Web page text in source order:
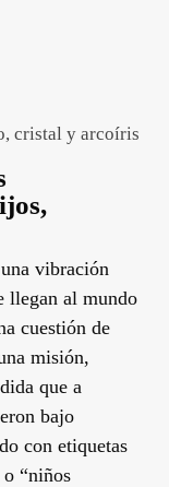
cristal y arcoíris
vibración
llegan al mundo
cuestión de
misión,
que a
bajo
con etiquetas
“niños